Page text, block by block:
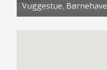
Vuggestue, Børnehave
Blokhusvej 43, 9490 Pandrup